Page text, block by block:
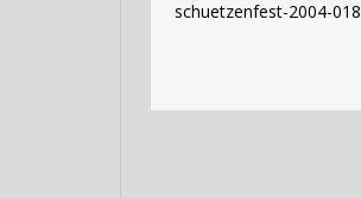
schuetzenfest-2004-018